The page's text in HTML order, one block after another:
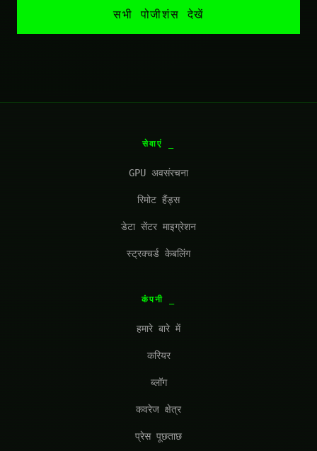
सभी पोजीशंस देखें
सेवाएं
GPU अवसंरचना
रिमोट हैंड्स
डेटा सेंटर माइग्रेशन
स्ट्रक्चर्ड केबलिंग
कंपनी
हमारे बारे में
करियर
ब्लॉग
कवरेज क्षेत्र
प्रेस पूछताछ